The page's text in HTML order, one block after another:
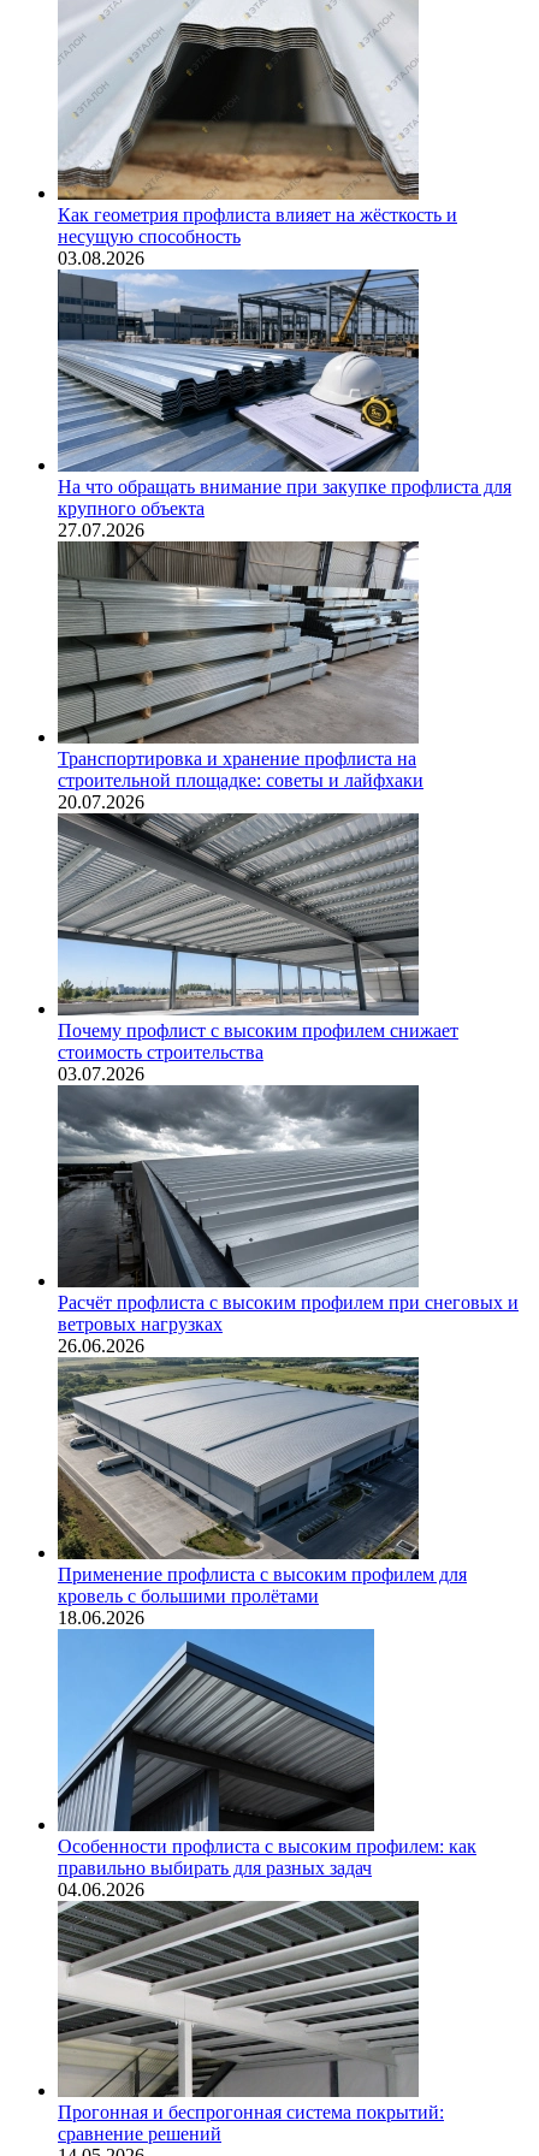
Как геометрия профлиста влияет на жёсткость и
несущую способность
03.08.2026
На что обращать внимание при закупке профлиста для
крупного объекта
27.07.2026
Транспортировка и хранение профлиста на
строительной площадке: советы и лайфхаки
20.07.2026
Почему профлист с высоким профилем снижает
стоимость строительства
03.07.2026
Расчёт профлиста с высоким профилем при снеговых и
ветровых нагрузках
26.06.2026
Применение профлиста с высоким профилем для
кровель с большими пролётами
18.06.2026
Особенности профлиста с высоким профилем: как
правильно выбирать для разных задач
04.06.2026
Прогонная и беспрогонная система покрытий:
сравнение решений